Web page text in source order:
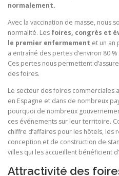
normalement.
Avec la vaccination de masse, nous
normalité. Les foires, congrès et
le premier enfermement et un an
a entraîné des pertes d’environ 80
Ces pertes nous permettent
des foires.
Le secteur des foires commerciales
en Espagne et dans de nombreux
pourquoi de nombreux
ces événements sur leur territoire.
chiffre d’affaires pour les hôtels, les
conception et de construction de
villes qui les accueillent bénéficient
Attractivité des